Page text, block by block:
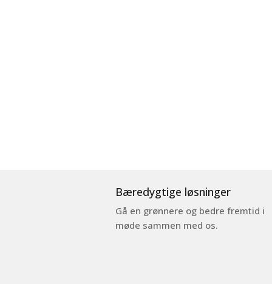
Bæredygtige løsninger
Gå en grønnere og bedre fremtid i
møde sammen med os.